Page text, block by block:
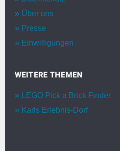
Über uns
Presse
Einwilligungen
WEITERE THEMEN
LEGO Pick a Brick Finder
Karls Erlebnis-Dorf